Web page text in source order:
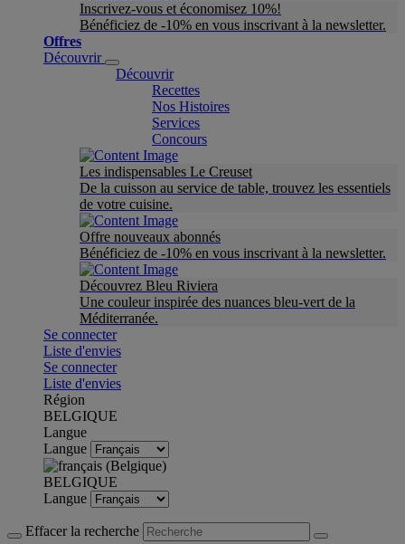
Inscrivez-vous et économisez 10%!
Bénéficiez de -10% en vous inscrivant à la newsletter.
Offres
Découvrir
Découvrir
Recettes
Nos Histoires
Services
Concours
Les indispensables Le Creuset
De la cuisson au service de table, trouvez les essentiels
de votre cuisine.
Offre nouveaux abonnés
Bénéficiez de -10% en vous inscrivant à la newsletter.
Découvrez Bleu Riviera
Une couleur inspirée des nuances bleu-vert de la
Méditerranée.
Se connecter
Liste d'envies
Se connecter
Liste d'envies
Région
BELGIQUE
Langue
Langue
BELGIQUE
Langue
Effacer la recherche